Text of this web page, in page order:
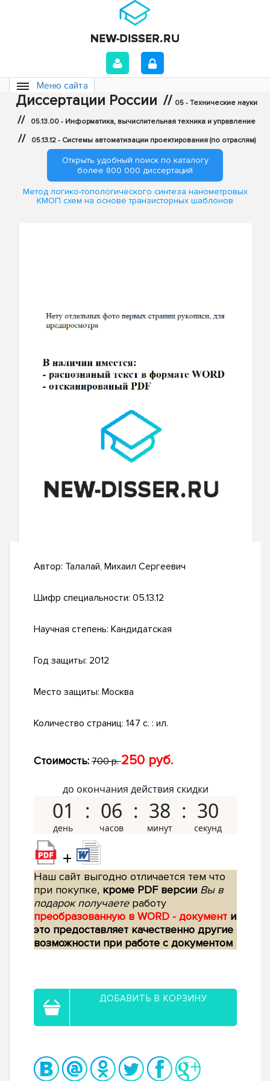
Меню сайта
Диссертации России // 05 - Технические науки
// 05.13.00 - Информатика, вычислительная техника и управление
// 05.13.12 - Системы автоматизации проектирования (по отраслям)
Открыть удобный поиск по каталогу
более 800 000 диссертаций
Метод логико-топологического синтеза нанометровых
КМОП схем на основе транзисторных шаблонов
Автор: Талалай, Михаил Сергеевич
Шифр специальности: 05.13.12
Научная степень: Кандидатская
Год защиты: 2012
Место защиты: Москва
Количество страниц: 147 с. : ил.
Стоимость: 700 р.250 руб.
до окончания действия скидки
01 06 38 29
+
Наш сайт выгодно отличается тем что
при покупке, кроме PDF версии Вы в
подарок получаетеработу
преобразованную в WORD - документ и
это предоставляет качественно другие
возможности при работе с документом
ДОБАВИТЬ В КОРЗИНУ